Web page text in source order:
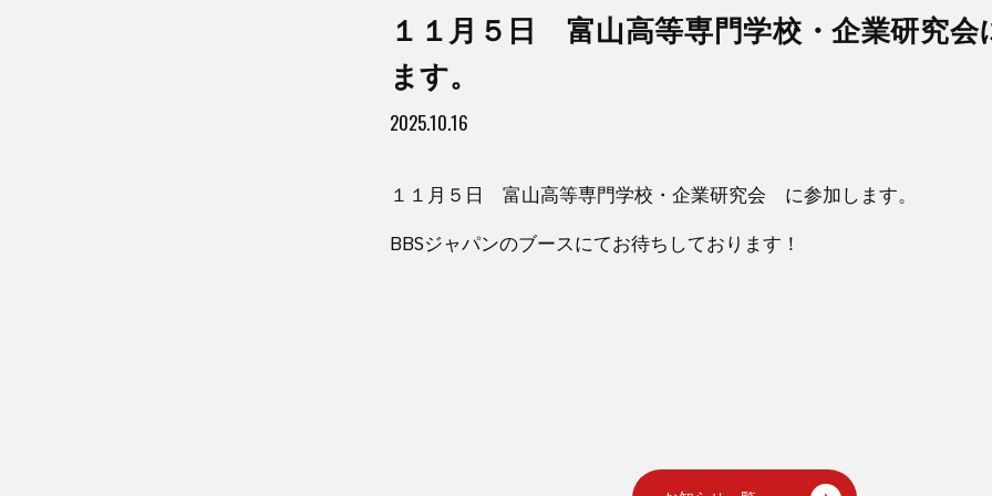
１１月５日 富山高等専門学校・企業研究会
ます。
2025.10.16
１１月５日 富山高等専門学校・企業研究会 に参加します。
BBSジャパンのブースにてお待ちしております！